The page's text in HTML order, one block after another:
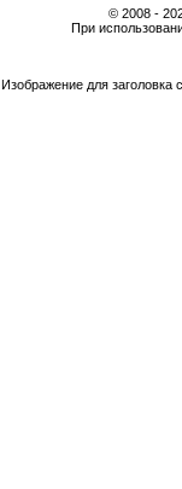
© 2008 -
При
Изображение для